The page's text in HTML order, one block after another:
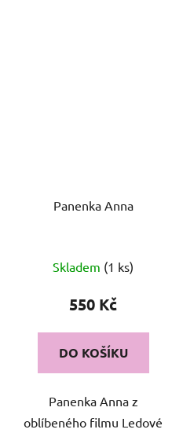
Panenka Anna
Skladem (1 ks)
550 Kč
DO KOŠÍKU
Panenka Anna z
oblíbeného filmu Ledové